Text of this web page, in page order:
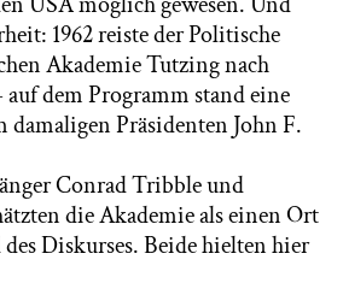
1962 reiste der Politische
Akademie Tutzing nach
dem Programm stand eine
damaligen Präsidenten John F.
Conrad Tribble und
die Akademie als einen Ort
Diskurses. Beide hielten hier